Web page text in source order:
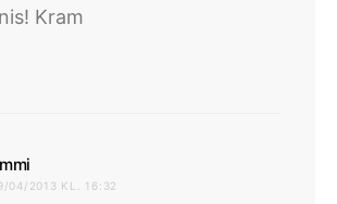
Kram
04/2013 KL. 16:32